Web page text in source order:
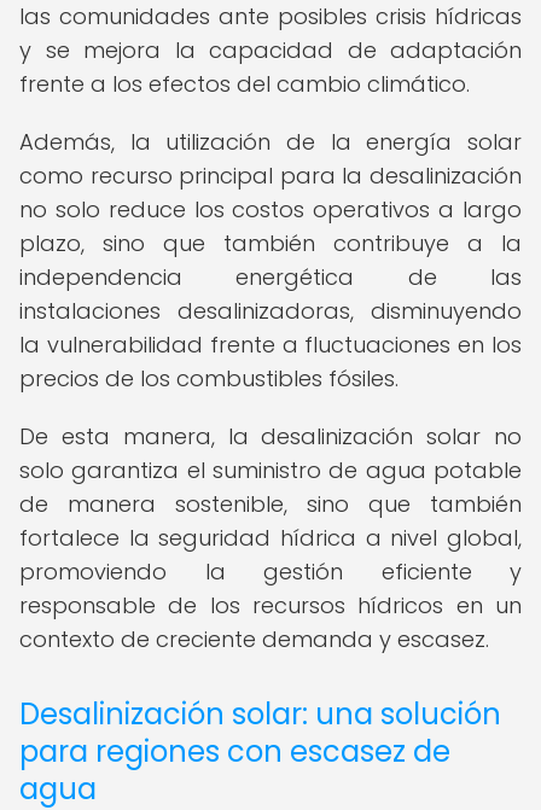
las comunidades ante posibles crisis hídricas
y se mejora la capacidad de adaptación
frente a los efectos del cambio climático.
Además, la utilización de la energía solar
como recurso principal para la desalinización
no solo reduce los costos operativos a largo
plazo, sino que también contribuye a la
independencia energética de las
instalaciones desalinizadoras, disminuyendo
la vulnerabilidad frente a fluctuaciones en los
precios de los combustibles fósiles.
De esta manera, la desalinización solar no
solo garantiza el suministro de agua potable
de manera sostenible, sino que también
fortalece la seguridad hídrica a nivel global,
promoviendo la gestión eficiente y
responsable de los recursos hídricos en un
contexto de creciente demanda y escasez.
Desalinización solar: una solución
para regiones con escasez de
agua